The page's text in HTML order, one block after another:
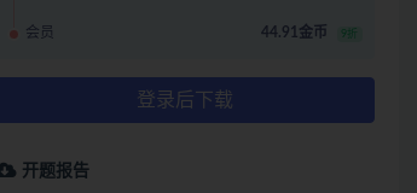
会员 44.91金币 9折
登录后下载
开题报告